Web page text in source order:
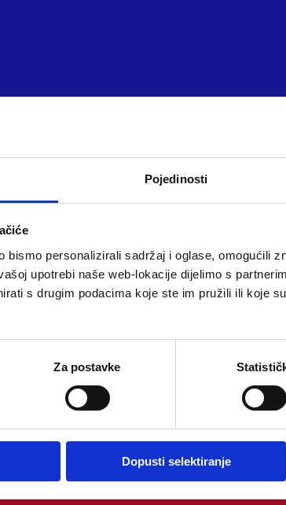
Pojedinosti
bismo personalizirali sadržaj i oglase, omogućili
upotrebi naše web-lokacije dijelimo s
s drugim podacima koje ste im pružili ili koje
Za postavke
Dopusti selektiranje